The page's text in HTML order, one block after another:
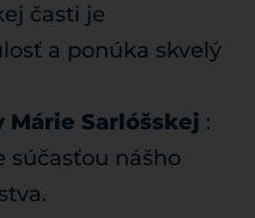
časti je
a ponúka skvelý
Márie Sarlóšskej :
súčasťou nášho